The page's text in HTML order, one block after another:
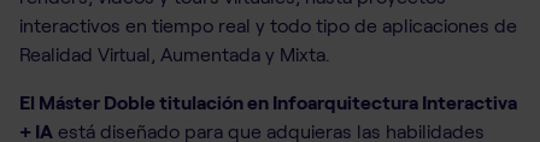
interactivos en tiempo real y todo tipo de aplicaciones de
Realidad Virtual, Aumentada y Mixta.
El Máster Doble titulación en Infoarquitectura Interactiva
+ IA está diseñado para que adquieras las habilidades